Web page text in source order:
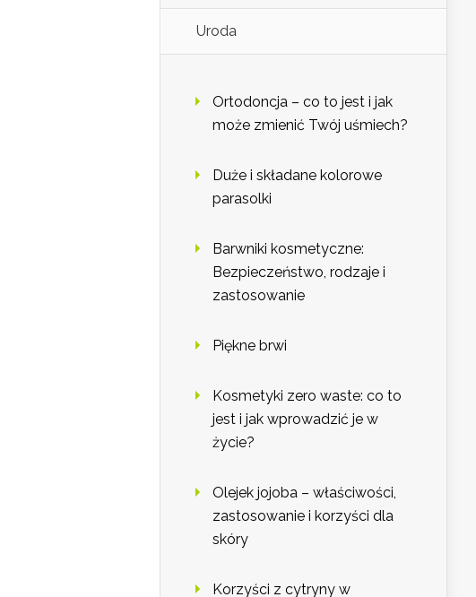
Uroda
Ortodoncja – co to jest i jak
może zmienić Twój uśmiech?
Duże i składane kolorowe
parasolki
Barwniki kosmetyczne:
Bezpieczeństwo, rodzaje i
zastosowanie
Piękne brwi
Kosmetyki zero waste: co to
jest i jak wprowadzić je w
życie?
Olejek jojoba – właściwości,
zastosowanie i korzyści dla
skóry
Korzyści z cytryny w